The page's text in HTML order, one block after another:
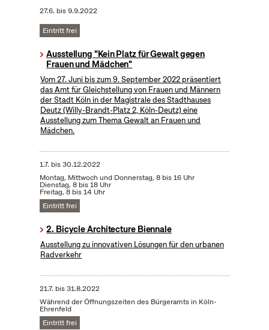
27.6. bis9.9.2022
Eintritt frei
Ausstellung "Kein Platz für Gewalt gegen
Frauen und Mädchen"
Vom 27. Juni bis zum 9. September 2022 präsentiert
das Amt für Gleichstellung von Frauen und Männern
der Stadt Köln in der Magistrale des Stadthauses
Deutz (Willy-Brandt-Platz 2, Köln-Deutz) eine
Ausstellung zum Thema Gewalt an Frauen und
Mädchen.
1.7. bis30.12.2022
Montag, Mittwoch und Donnerstag, 8 bis 16 Uhr
Dienstag, 8 bis 18 Uhr
Freitag, 8 bis 14 Uhr
Eintritt frei
2. Bicycle Architecture Biennale
Ausstellung zu innovativen Lösungen für den urbanen
Radverkehr
21.7. bis31.8.2022
Während der Öffnungszeiten des Bürgeramts in Köln-
Ehrenfeld
Eintritt frei